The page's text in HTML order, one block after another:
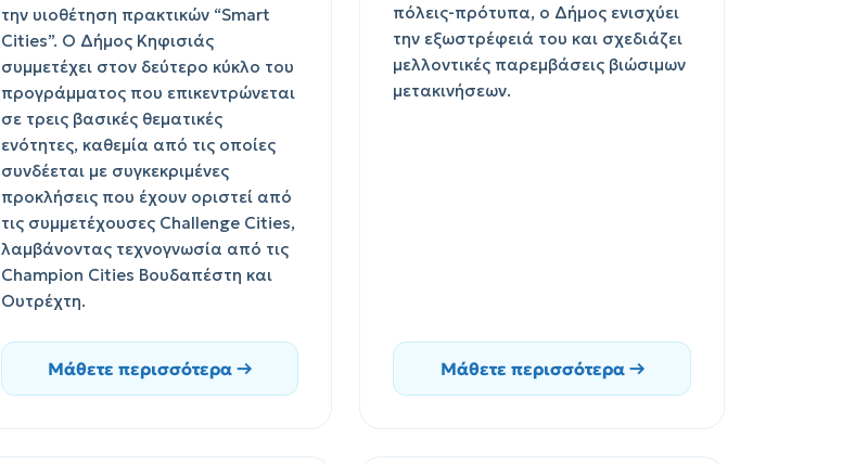
την υιοθέτηση πρακτικών “Smart
Cities”. Ο Δήμος Κηφισιάς
συμμετέχει στον δεύτερο κύκλο του
προγράμματος που επικεντρώνεται
σε τρεις βασικές θεματικές
ενότητες, καθεμία από τις οποίες
συνδέεται με συγκεκριμένες
προκλήσεις που έχουν οριστεί από
τις συμμετέχουσες Challenge Cities,
λαμβάνοντας τεχνογνωσία από τις
Champion Cities Βουδαπέστη και
Ουτρέχτη.
Μάθετε περισσότερα →
πόλεις-πρότυπα, ο Δήμος ενισχύει
την εξωστρέφειά του και σχεδιάζει
μελλοντικές παρεμβάσεις βιώσιμων
μετακινήσεων.
Μάθετε περισσότερα →